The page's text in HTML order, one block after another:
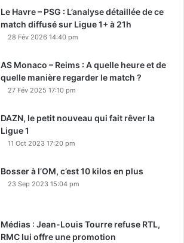
Le Havre – PSG : L’analyse détaillée de ce
match diffusé sur Ligue 1+ à 21h
28 Fév 2026 14:40 pm
AS Monaco – Reims : A quelle heure et de
quelle manière regarder le match ?
27 Fév 2025 17:10 pm
DAZN, le petit nouveau qui fait rêver la
Ligue 1
11 Oct 2023 17:20 pm
Bosser à l’OM, c’est 10 kilos en plus
23 Sep 2023 15:04 pm
Médias : Jean-Louis Tourre refuse RTL,
RMC lui offre une promotion